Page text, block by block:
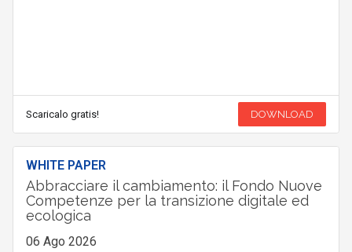
Scaricalo gratis! DOWNLOAD
WHITE PAPER
Abbracciare il cambiamento: il Fondo Nuove
Competenze per la transizione digitale ed
ecologica
06 Ago 2026